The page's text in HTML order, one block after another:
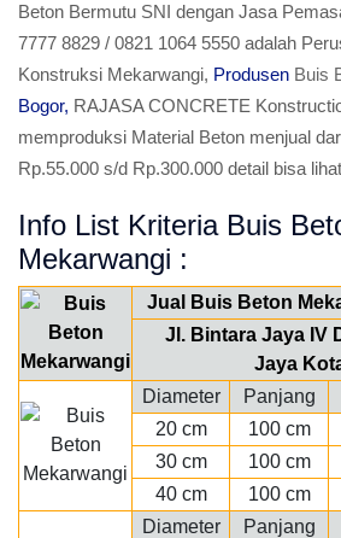
Beton Bermutu SNI dengan Jasa
7777 8829 / 0821 1064 5550 adalah
Konstruksi Mekarwangi, Produsen Buis
Bogor, RAJASA CONCRETE
memproduksi Material Beton menjual
Rp.55.000 s/d Rp.300.000 detail bisa
Info List Kriteria Buis
Mekarwangi :
Jual Buis Beton
Jl. Bintara Jaya IV
Jaya
Diameter
Panjang
20 cm
100 cm
30 cm
100 cm
40 cm
100 cm
Diameter
Panjang